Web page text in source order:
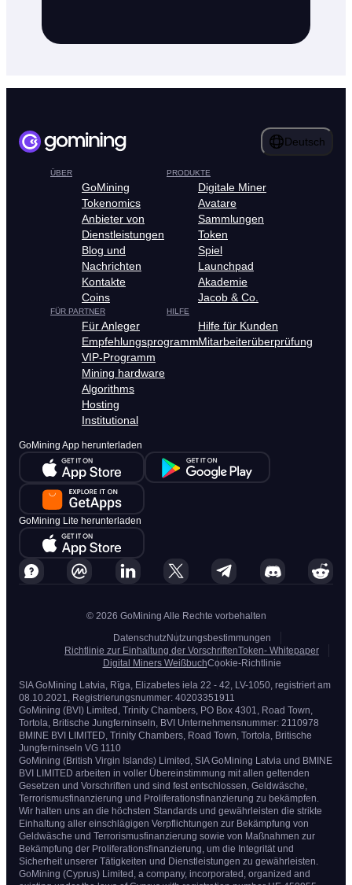
Deutsch
ÜBER
GoMining
Tokenomics
Anbieter von
Dienstleistungen
Blog und
Nachrichten
Kontakte
Coins
PRODUKTE
Digitale Miner
Avatare
Sammlungen
Token
Spiel
Launchpad
Akademie
Jacob & Co.
FÜR PARTNER
Für Anleger
Empfehlungsprogramm
VIP-Programm
Mining hardware
Algorithms
Hosting
Institutional
HILFE
Hilfe für Kunden
Mitarbeiterüberprüfung
GoMining App herunterladen
GoMining Lite herunterladen
© 2026 GoMining Alle Rechte vorbehalten
DatenschutzNutzungsbestimmungen
Richtlinie zur Einhaltung der VorschriftenToken- Whitepaper
Digital Miners WeißbuchCookie-Richtlinie
SIA GoMining Latvia, Rīga, Elizabetes iela 22 - 42, LV-1050, registriert am
08.10.2021, Registrierungsnummer: 40203351911
GoMining (BVI) Limited, Trinity Chambers, PO Box 4301, Road Town,
Tortola, Britische Jungferninseln, BVI Unternehmensnummer: 2110978
BMINE BVI LIMITED, Trinity Chambers, Road Town, Tortola, Britische
Jungferninseln VG 1110
GoMining (British Virgin Islands) Limited, SIA GoMining Latvia und BMINE
BVI LIMITED arbeiten in voller Übereinstimmung mit allen geltenden
Gesetzen und Vorschriften und sind fest entschlossen, Geldwäsche,
Terrorismusfinanzierung und Proliferationsfinanzierung zu bekämpfen.
Wir halten uns an die höchsten Standards und gewährleisten die strikte
Einhaltung aller einschlägigen Verpflichtungen zur Bekämpfung von
Geldwäsche und Terrorismusfinanzierung sowie von Maßnahmen zur
Bekämpfung der Proliferationsfinanzierung, um die Integrität und
Sicherheit unserer Tätigkeiten und Dienstleistungen zu gewährleisten.
GoMining (Cyprus) Limited, a company, incorporated, organized and